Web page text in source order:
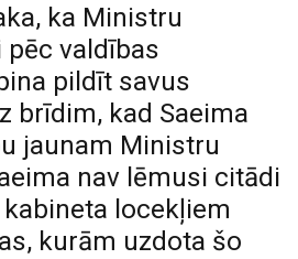
ka Ministru
valdības
pildīt savus
brīdim, kad Saeima
jaunam Ministru
nav lēmusi citādi
locekļiem
kurām uzdota šo